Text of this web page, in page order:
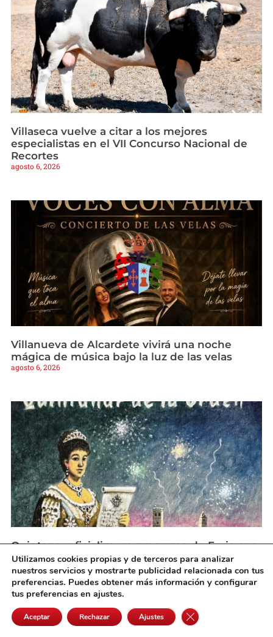
Villaseca vuelve a citar a los mejores
especialistas en el VII Concurso Nacional de
Recortes
agosto 6, 2026
Villanueva de Alcardete vivirá una noche
mágica de música bajo la luz de las velas
agosto 6, 2026
Quintanar oficializa un programa de Feria con
actos para todos los públicos y la tradición
como eje
agosto 6, 2026
Utilizamos cookies propias y de terceros para analizar
nuestros servicios y mostrarte publicidad relacionada con tus
preferencias. Puedes obtener más información y configurar
tus preferencias en ajustes.
Aceptar Rechazar Ajustes Cerrar el banner de